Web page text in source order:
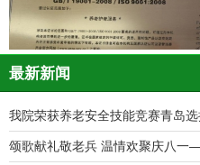
最新新闻
我院荣获养老安全技能竞赛青岛
颂歌献礼敬老兵 温情欢聚庆八